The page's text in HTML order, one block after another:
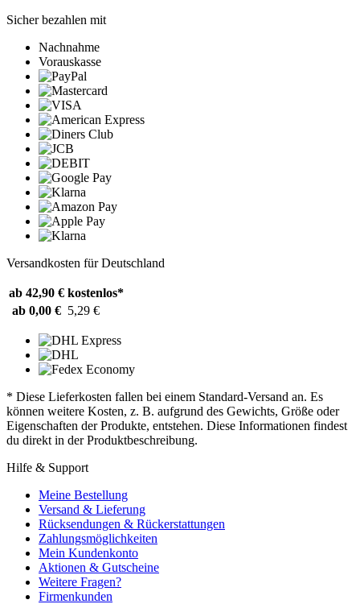
Sicher bezahlen mit
Nachnahme
Vorauskasse
Versandkosten für Deutschland
ab 42,90 € kostenlos*
ab 0,00 € 5,29 €
* Diese Lieferkosten fallen bei einem Standard-Versand an. Es
können weitere Kosten, z. B. aufgrund des Gewichts, Größe oder
Eigenschaften der Produkte, entstehen. Diese Informationen findest
du direkt in der Produktbeschreibung.
Hilfe & Support
Meine Bestellung
Versand & Lieferung
Rücksendungen & Rückerstattungen
Zahlungsmöglichkeiten
Mein Kundenkonto
Aktionen & Gutscheine
Weitere Fragen?
Firmenkunden